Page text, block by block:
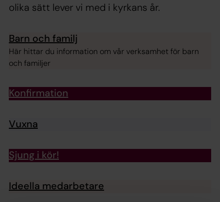
olika sätt lever vi med i kyrkans år.
Barn och familj
Här hittar du information om vår verksamhet för barn
och familjer
Konfirmation
Vuxna
Sjung i kör!
Ideella medarbetare